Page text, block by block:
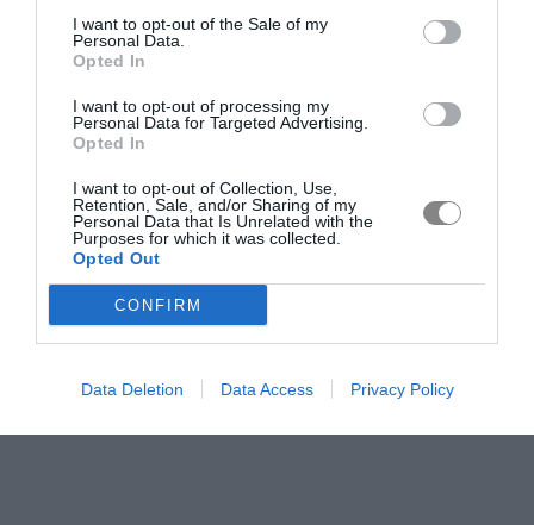
I want to opt-out of the Sale of my
Personal Data.
Opted In
I want to opt-out of processing my
Personal Data for Targeted Advertising.
Opted In
I want to opt-out of Collection, Use,
Retention, Sale, and/or Sharing of my
Personal Data that Is Unrelated with the
Purposes for which it was collected.
Opted Out
CONFIRM
Data Deletion Data Access Privacy Policy